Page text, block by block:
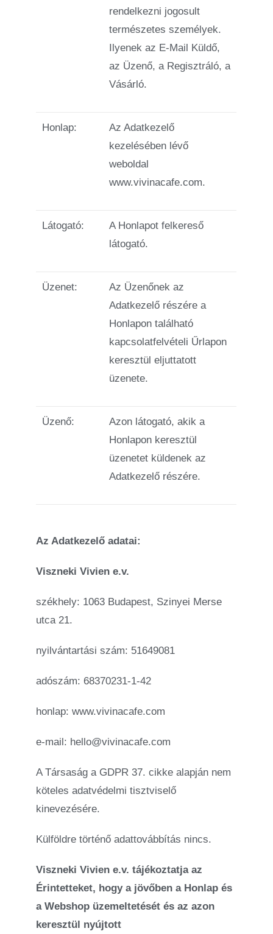
rendelkezni jogosult
természetes személyek.
Ilyenek az E-Mail Küldő,
az Üzenő, a Regisztráló, a
Vásárló.
Honlap:
Az Adatkezelő
kezelésében lévő
weboldal
www.vivinacafe.com.
Látogató:
A Honlapot felkereső
látogató.
Üzenet:
Az Üzenőnek az
Adatkezelő részére a
Honlapon található
kapcsolatfelvételi Űrlapon
keresztül eljuttatott
üzenete.
Üzenő:
Azon látogató, akik a
Honlapon keresztül
üzenetet küldenek az
Adatkezelő részére.
Az Adatkezelő adatai:
Viszneki Vivien e.v.
székhely: 1063 Budapest, Szinyei Merse
utca 21.
nyilvántartási szám: 51649081
adószám: 68370231-1-42
honlap: www.vivinacafe.com
e-mail: hello@vivinacafe.com
A Társaság a GDPR 37. cikke alapján nem
köteles adatvédelmi tisztviselő
kinevezésére.
Külföldre történő adattovábbítás nincs.
Viszneki Vivien e.v. tájékoztatja az
Érintetteket, hogy a jövőben a Honlap és
a Webshop üzemeltetését és az azon
keresztül nyújtott